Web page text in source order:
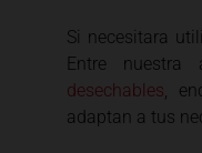
Si necesitara
Entre
desechables ,
adaptan a tus